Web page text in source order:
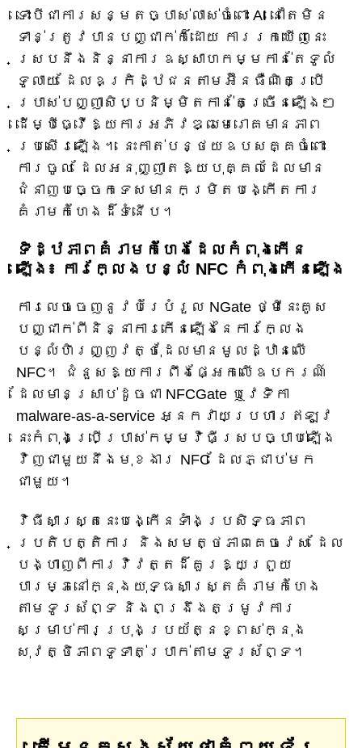
ទោះបីជាការសន្មតច្បាស់លាស់ចំពោះ AI នៅតែមិន
ទាន់ត្រូវបានបញ្ជាក់ក៏ដោយ ការរកឃើញនេះ
ស្របនឹងនិន្នាការឧស្សាហកម្មកាន់តែទូលំ
ទូលាយ ដែលឧក្រិដ្ឋជនតាមអ៊ីនធឺណិតប្រើ
ប្រាស់បញ្ញាសិប្បនិម្មិតកាន់តែច្រើនឡើងៗ
ដើម្បីធ្វើឱ្យការអភិវឌ្ឍមេរោគមានភាព
ប្រសើរឡើង។ នេះកាត់បន្ថយឧបសគ្គចំពោះ
ការចូល ដែលអនុញ្ញាតឱ្យបុគ្គលដែលមាន
ជំនាញបច្ចេកទេសមានកម្រិតបង្កើតការ
គំរាមកំហែងដ៏ទំនើប។
ទិដ្ឋភាពគំរាមកំហែងដែលកំពុងកើន
ឡើង៖ ការក្លែងបន្លំ NFC កំពុងកើនឡើង
ការលេចចេញនូវបំរែបំរួល NGate ថ្មីនេះគូស
បញ្ជាក់ពីនិន្នាការកើនឡើងនៃការក្លែង
បន្លំហិរញ្ញវត្ថុដែលមានមូលដ្ឋានលើ
NFC។ ជំនួសឱ្យការពឹងផ្អែកលើឧបករណ៍
ដែលមានស្រាប់ដូចជា NFCGate ឬវេទិកា
malware-as-a-service អ្នកវាយប្រហារឥឡូវ
នេះកំពុងប្រើប្រាស់កម្មវិធីស្របច្បាប់ឡើង
វិញជាមួយនឹងមុខងារ NFC ដែលភ្ជាប់មក
ជាមួយ។
វិធីសាស្រ្តនេះបង្កើនទាំងប្រសិទ្ធភាព
ប្រតិបត្តិការ និងសមត្ថភាពគេចវេស ដែល
បង្ហាញពីការវិវត្តដ៏គួរឱ្យព្រួយ
បារម្ភនៅក្នុងយុទ្ធសាស្ត្រគំរាមកំហែង
តាមទូរស័ព្ទ និងពង្រឹងតម្រូវការ
សម្រាប់ការប្រុងប្រយ័ត្នខ្ពស់ក្នុង
សុវត្ថិភាពទូទាត់ប្រាក់តាមទូរស័ព្ទ។